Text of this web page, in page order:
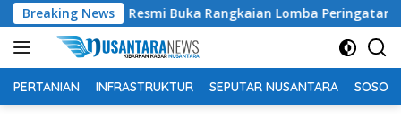
Langsung
ke
konten
Breaking News
Resmi Buka Rangkaian Lomba Peringatan HUT RI ke-81
PERTANIAN INFRASTRUKTUR SEPUTAR NUSANTARA SOSOK